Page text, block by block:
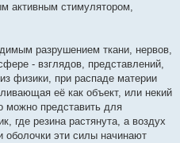
активным стимулятором,
разрушением ткани, нервов,
- взглядов, представлений,
физики, при распаде материи
её как объект, или некий
представить для
где резина растянута, а воздух
оболочки эти силы начинают